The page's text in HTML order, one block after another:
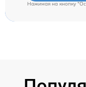
Нажимая на кнопку